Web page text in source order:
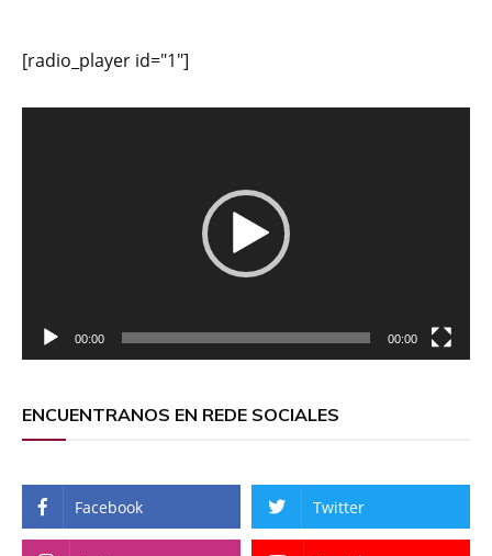
[radio_player id="1"]
00:00 00:00
ENCUENTRANOS EN REDE SOCIALES
Facebook Twitter